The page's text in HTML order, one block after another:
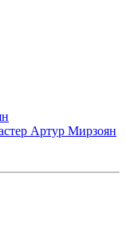
Артур Мирзоян